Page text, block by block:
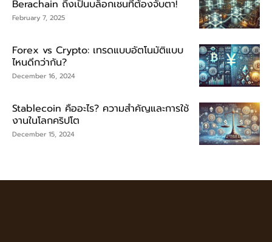
Berachain ถึงเป็นบล็อกเชนที่ต้องจับตา!
February 7, 2025
Forex vs Crypto: เทรดแบบอัตโนมัติแบบ
ไหนดีกว่ากัน?
December 16, 2024
Stablecoin คืออะไร? ความสำคัญและการใช้
งานในโลกคริปโต
December 15, 2024